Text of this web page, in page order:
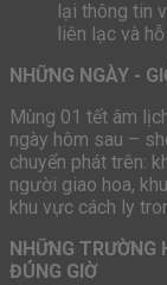
lại thông tin
liên lạc và
NHỮNG NGÀY -
Mùng 01 tết âm
ngày hôm sau –
chuyển phát trên:
người giao hoa,
khu vực cách ly
NHỮNG
ĐÚNG GIỜ